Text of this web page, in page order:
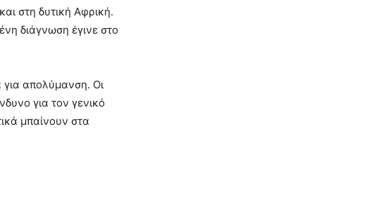
στη δυτική Αφρική.
διάγνωση έγινε στο
για απολύμανση. Οι
για τον γενικό
μπαίνουν στα